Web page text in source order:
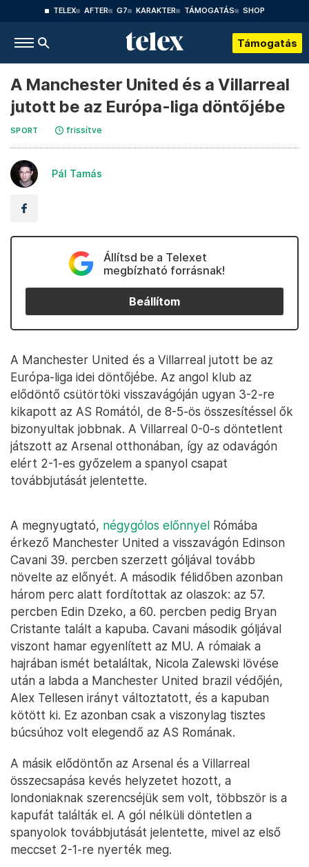
TELEX AFTER G7 KARAKTER TÁMOGATÁS SHOP
Támogatás
A Manchester United és a Villarreal
jutott be az Európa-liga döntőjébe
SPORT frissítve
Pál Tamás
Állítsd be a Telexet
megbízható forrásnak!
Beállítom
A Manchester United és a Villarreal jutott be az
Európa-liga idei döntőjébe. Az angol klub az
elődöntő csütörtöki visszavágóján ugyan 3-2-re
kikapott az AS Romától, de 8-5-ös összesítéssel ők
bizonyultak jobbnak. A Villarreal 0-0-s döntetlent
játszott az Arsenal otthonában, így az odavágón
elért 2-1-es győzelem a spanyol csapat
továbbjutását jelentette.
A megnyugtató, négygólos előnnyel Rómába
érkező Manchester United a visszavágón Edinson
Cavani 39. percben szerzett góljával tovább
növelte az előnyét. A második félidőben azonban
három perc alatt fordítottak az olaszok: az 57.
percben Edin Dzeko, a 60. percben pedig Bryan
Cristante talált a kapuba. Cavani második góljával
viszont hamar egyenlített az MU. A rómaiak a
hajrában ismét betaláltak, Nicola Zalewski lövése
után a labda a Manchester United brazil védőjén,
Alex Tellesen irányt változtatott, és a kapuban
kötött ki. Ez azonban csak a viszonylag tisztes
búcsúhoz volt elegendő az AS Romának.
A másik elődöntőn az Arsenal és a Villarreal
összecsapása kevés helyzetet hozott, a
londoniaknak szerencséjük sem volt, többször is a
kapufát találták el. A gól nélküli döntetlen a
spanyolok továbbjutását jelentette, mivel az első
meccset 2-1-re nyerték meg.